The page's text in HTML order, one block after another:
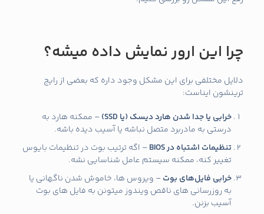
چرا این ارور نمایش داده میشه؟
دلایل مختلفی برای این مشکل وجود داره که بعضی از رایج‌
ترینشون ایناست:
خرابی یا جدا شدن هارد دیسک (یا SSD)
– ممکنه هارد به
درستی به مادربرد متصل نباشه یا آسیب دیده باشه.
تنظیمات اشتباه در BIOS
– اگه ترتیب بوت در تنظیمات بایوس
تغییر کنه، ممکنه سیستم عامل شناسایی نشه.
خرابی فایل‌های بوت– ویروس‌ ها، خاموش شدن ناگهانی یا
به‌ روزرسانی‌ های ناقص ویندوز میتونن به فایل‌ های بوت
آسیب بزنن.